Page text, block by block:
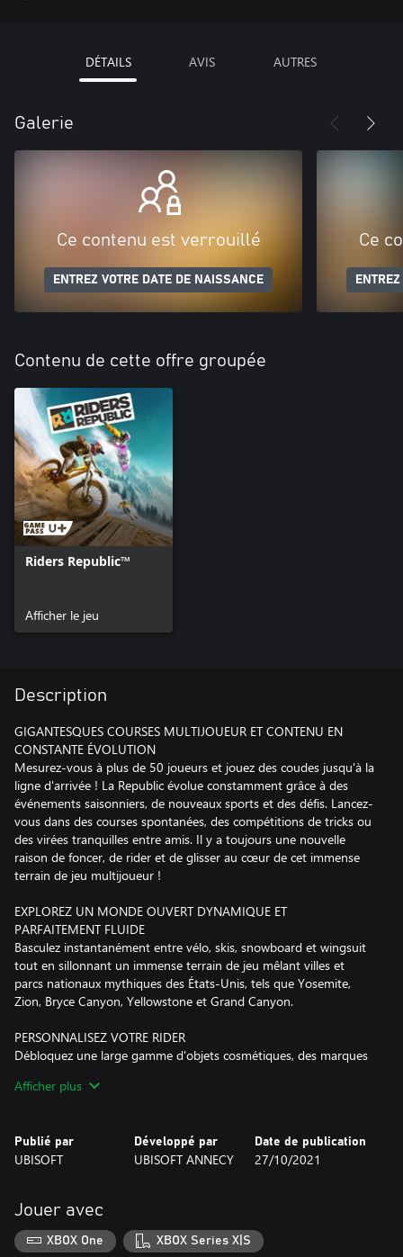
DÉTAILS AVIS AUTRES
Galerie
Ce contenu est verrouillé
ENTREZ VOTRE DATE DE NAISSANCE
Ce
Contenu de cette offre groupée
Riders Republic™
Afficher le jeu
Description
GIGANTESQUES COURSES MULTIJOUEUR ET CONTENU EN
CONSTANTE ÉVOLUTION
Mesurez-vous à plus de 50 joueurs et jouez des coudes jusqu'à la
ligne d'arrivée ! La Republic évolue constamment grâce à des
événements saisonniers, de nouveaux sports et des défis. Lancez-
vous dans des courses spontanées, des compétitions de tricks ou
des virées tranquilles entre amis. Il y a toujours une nouvelle
raison de foncer, de rider et de glisser au cœur de cet immense
terrain de jeu multijoueur !
EXPLOREZ UN MONDE OUVERT DYNAMIQUE ET
PARFAITEMENT FLUIDE
Basculez instantanément entre vélo, skis, snowboard et wingsuit
tout en sillonnant un immense terrain de jeu mêlant villes et
parcs nationaux mythiques des États-Unis, tels que Yosemite,
Zion, Bryce Canyon, Yellowstone et Grand Canyon.
PERSONNALISEZ VOTRE RIDER
Débloquez une large gamme d'objets cosmétiques, des marques
exhiber votre style lorsque vous affirmez votre suprématie sur les
Ce jeu utilise Smart Delivery pour vous donner accès à la fois au
titre Xbox One et au titre Xbox Series X|S
Microsoft, ainsi qu'un abonnement Game Pass Ultimate ou Core
(abonnements vendus séparément) sont nécessaires pour
accéder aux fonctionnalités en ligne et au mode multijoueur en
Afficher plus
Publié par
UBISOFT
Développé par
UBISOFT ANNECY
Date de publication
27/10/2021
Jouer avec
XBOX One XBOX Series X|S